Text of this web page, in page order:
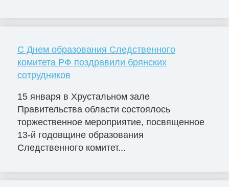
C Днем образования Следственного
комитета РФ поздравили брянских
сотрудников
15 января в Хрустальном зале
Правительства области состоялось
торжественное мероприятие, посвященное
13-й годовщине образования
Следственного комитет...